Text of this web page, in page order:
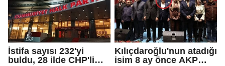
İstifa sayısı 232'yi
buldu, 28 ilde CHP'li
Kılıçdaroğlu'nun atadığı
isim 8 ay önce AKP